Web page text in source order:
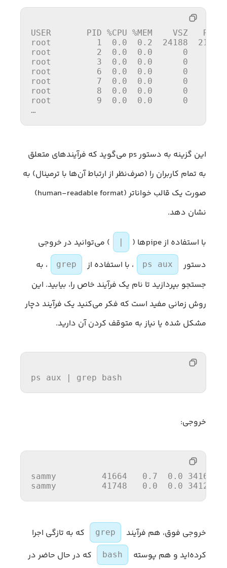
USER       PID %CPU %MEM    VSZ   RSS
root
1 0.0  0.2 24188 2120
root
2 0.0  0.0 0
root
3 0.0  0.0 0
root
6 0.0  0.0 0
root
7 0.0  0.0 0
root
8 0.0  0.0 0
root
9 0.0  0.0 0
…
این گزینه‌ به دستور ps می‌گوید که فرآیندهای متعلق
به تمام کاربران را (صرف‌نظر از ارتباط آن‌ها با ترمینال) به
صورت یک قالب خواناتر (human-readable format)
نشان دهد.
با استفاده از pipeها ( |
) می‌توانید در خروجی
دستور
ps aux ، با استفاده از grep
، به
جستجو بپردازید تا نام یک فرآیند خاص را، بیابید. این
روش زمانی مفید است که فکر می‌کنید یک فرآیند دچار
مشکل شده یا نیاز به متوقف کردن آن دارید.
ps aux | grep bash
خروجی:
sammy 41664 0 . 7 0 . 0
sammy
41748 0 . 0 0 . 0
خروجی فوق، هم فرآیند grep
که به تازگی اجرا
کرده‌اید و هم پوسته
bash که در حال حاضر در